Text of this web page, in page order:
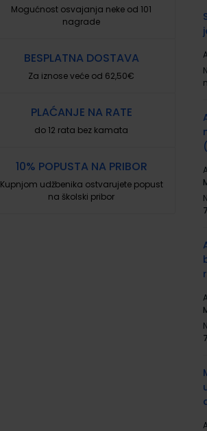
Mogućnost osvajanja neke od 101
nagrade
BESPLATNA DOSTAVA
Za iznose veće od 62,50€
PLAĆANJE NA RATE
do 12 rata bez kamata
10% POPUSTA NA PRIBOR
Kupnjom udžbenika ostvarujete popust
na školski pribor